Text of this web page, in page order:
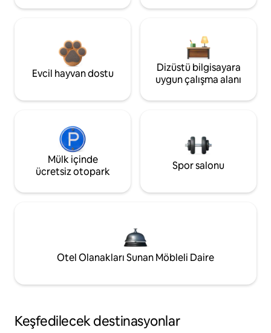
Evcil hayvan dostu
Dizüstü bilgisayara
uygun çalışma alanı
Mülk içinde
ücretsiz otopark
Spor salonu
Otel Olanakları Sunan Möbleli Daire
Keşfedilecek destinasyonlar